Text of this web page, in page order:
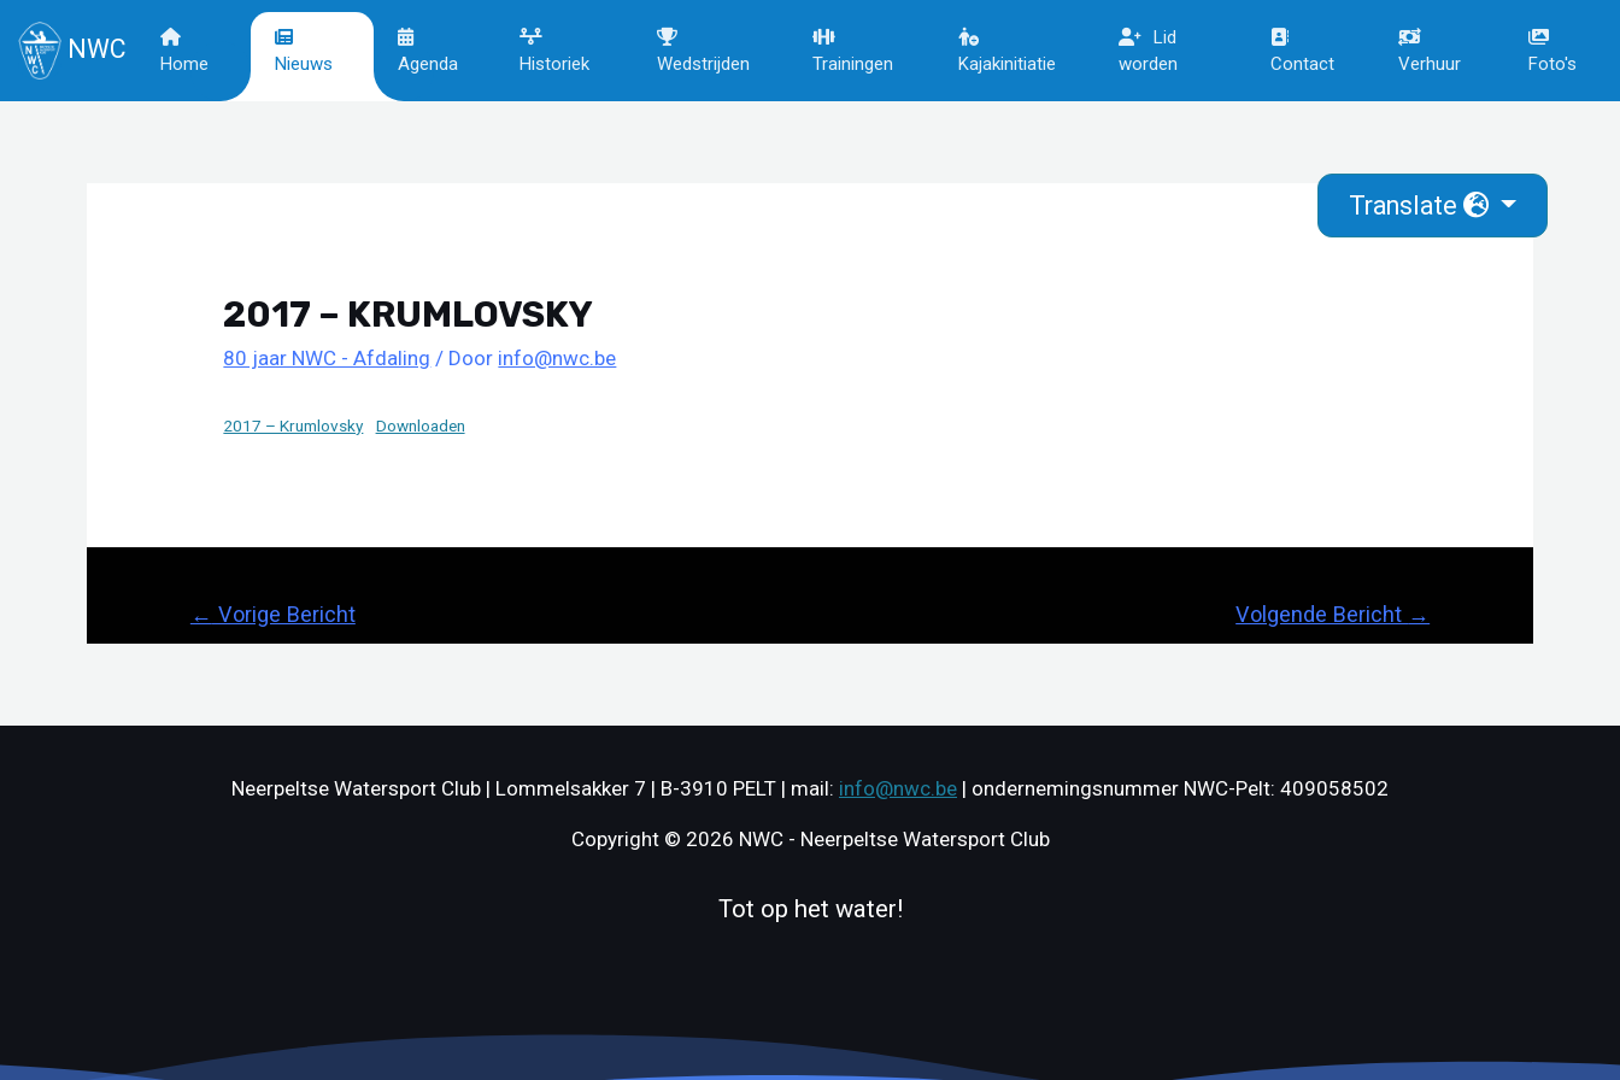
NWC
Home Nieuws Agenda Historiek Wedstrijden Trainingen Kajakinitiatie
Lid
worden
Contact Verhuur Foto's
Translate
2017 – KRUMLOVSKY
80 jaar NWC - Afdaling / Door info@nwc.be
2017 – Krumlovsky Downloaden
navigatie
← Vorige Bericht Volgende Bericht →
Neerpeltse Watersport Club | Lommelsakker 7 | B-3910 PELT | mail: info@nwc.be | ondernemingsnummer NWC-Pelt: 409058502
Copyright © 2026 NWC - Neerpeltse Watersport Club
Tot op het water!